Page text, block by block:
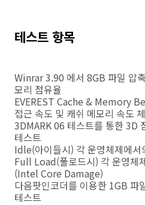
테스트 항목
Winrar 3.90 에서 8GB 파일 압
모리 점유율
EVEREST Cache & Memory
접근 속도 및 캐쉬 메모리 속도
3DMARK 06 테스트를 통한 3D
테스트
Idle(아이들시) 각 운영체제에서
Full Load(풀로드시) 각 운영체
(Intel Core Damage)
다음팟인코더를 이용한 1GB 파
테스트